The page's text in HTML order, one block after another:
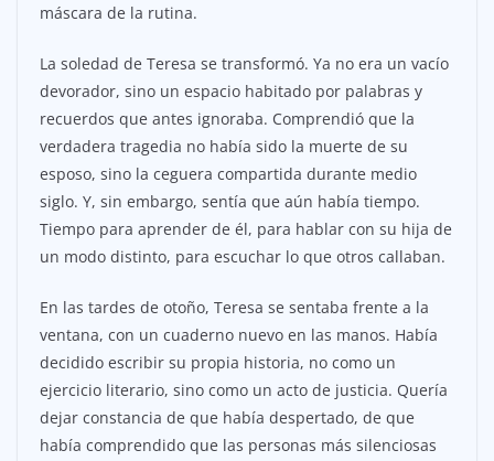
máscara de la rutina.
La soledad de Teresa se transformó. Ya no era un vacío
devorador, sino un espacio habitado por palabras y
recuerdos que antes ignoraba. Comprendió que la
verdadera tragedia no había sido la muerte de su
esposo, sino la ceguera compartida durante medio
siglo. Y, sin embargo, sentía que aún había tiempo.
Tiempo para aprender de él, para hablar con su hija de
un modo distinto, para escuchar lo que otros callaban.
En las tardes de otoño, Teresa se sentaba frente a la
ventana, con un cuaderno nuevo en las manos. Había
decidido escribir su propia historia, no como un
ejercicio literario, sino como un acto de justicia. Quería
dejar constancia de que había despertado, de que
había comprendido que las personas más silenciosas